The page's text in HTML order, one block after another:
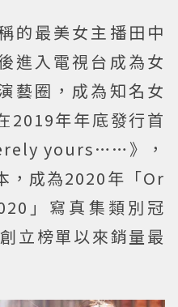
的最美女主播田中
進入電視台成為女
藝圈，成為知名女
2019年年底發行首
yours……》，
，成為2020年「Or
」寫真集類別冠
立榜單以來銷量最